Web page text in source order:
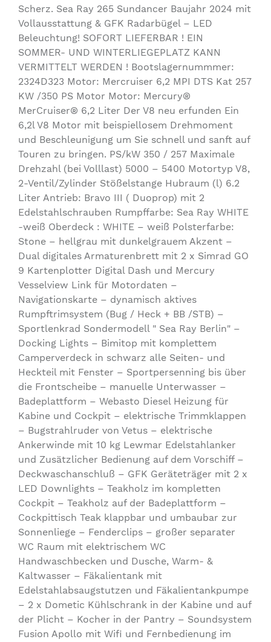
Scherz. Sea Ray 265 Sundancer Baujahr 2024 mit
Vollausstattung & GFK Radarbügel – LED
Beleuchtung! SOFORT LIEFERBAR ! EIN
SOMMER- UND WINTERLIEGEPLATZ KANN
VERMITTELT WERDEN ! Bootslagernummmer:
2324D323 Motor: Mercruiser 6,2 MPI DTS Kat 257
KW /350 PS Motor Motor: Mercury®
MerCruiser® 6,2 Liter Der V8 neu erfunden Ein
6,2l V8 Motor mit beispiellosem Drehmoment
und Beschleunigung um Sie schnell und sanft auf
Touren zu bringen. PS/kW 350 / 257 Maximale
Drehzahl (bei Volllast) 5000 – 5400 Motortyp V8,
2-Ventil/Zylinder Stößelstange Hubraum (l) 6.2
Liter Antrieb: Bravo III ( Duoprop) mit 2
Edelstahlschrauben Rumpffarbe: Sea Ray WHITE
-weiß Oberdeck : WHITE – weiß Polsterfarbe:
Stone – hellgrau mit dunkelgrauem Akzent –
Dual digitales Armaturenbrett mit 2 x Simrad GO
9 Kartenplotter Digital Dash und Mercury
Vesselview Link für Motordaten –
Navigationskarte – dynamisch aktives
Rumpftrimsystem (Bug / Heck + BB /STB) –
Sportlenkrad Sondermodell " Sea Ray Berlin" –
Docking Lights – Bimitop mit komplettem
Camperverdeck in schwarz alle Seiten- und
Heckteil mit Fenster – Sportpersenning bis über
die Frontscheibe – manuelle Unterwasser –
Badeplattform – Webasto Diesel Heizung für
Kabine und Cockpit – elektrische Trimmklappen
– Bugstrahlruder von Vetus – elektrische
Ankerwinde mit 10 kg Lewmar Edelstahlanker
und Zusätzlicher Bedienung auf dem Vorschiff –
Deckwaschanschluß – GFK Geräteträger mit 2 x
LED Downlights – Teakholz im kompletten
Cockpit – Teakholz auf der Badeplattform –
Cockpittisch Teak klappbar und umbaubar zur
Sonnenliege – Fenderclips – großer separater
WC Raum mit elektrischem WC
Handwaschbecken und Dusche, Warm- &
Kaltwasser – Fäkalientank mit
Edelstahlabsaugstutzen und Fäkalientankpumpe
– 2 x Dometic Kühlschrank in der Kabine und auf
der Plicht – Kocher in der Pantry – Soundsystem
Fusion Apollo mit Wifi und Fernbedienung im